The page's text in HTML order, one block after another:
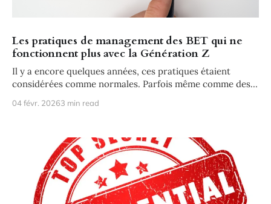
Les pratiques de management des BET qui ne
fonctionnent plus avec la Génération Z
Il y a encore quelques années, ces pratiques étaient
considérées comme normales. Parfois même comme des
04 févr. 20263 min read